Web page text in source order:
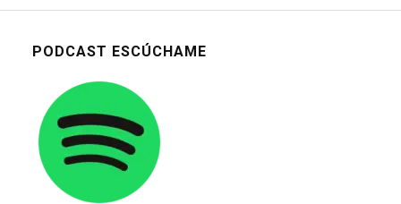
PODCAST ESCÚCHAME